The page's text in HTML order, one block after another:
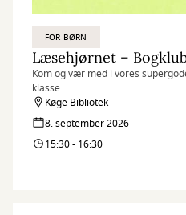
FOR BØRN
Læsehjørnet –
Kom og vær med i vores
klasse.
Køge Bibliotek
8. september 2026
15:30 - 16:30